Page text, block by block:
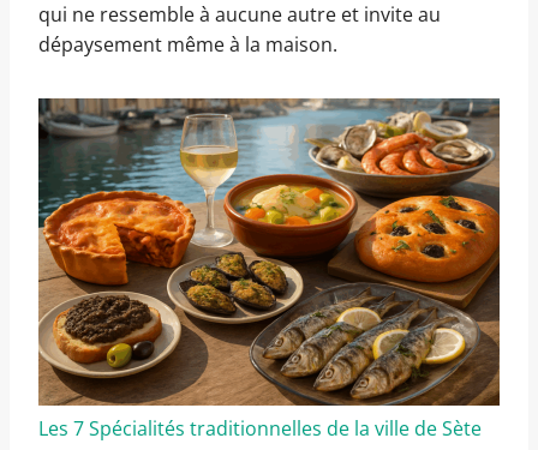
qui ne ressemble à aucune autre et invite au
dépaysement même à la maison.
Les 7 Spécialités traditionnelles de la ville de Sète